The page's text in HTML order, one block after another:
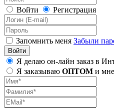
Войти Регистрация
Запомнить меня Забыли
Я делаю он-лайн заказ в
Я заказываю ОПТОМ и